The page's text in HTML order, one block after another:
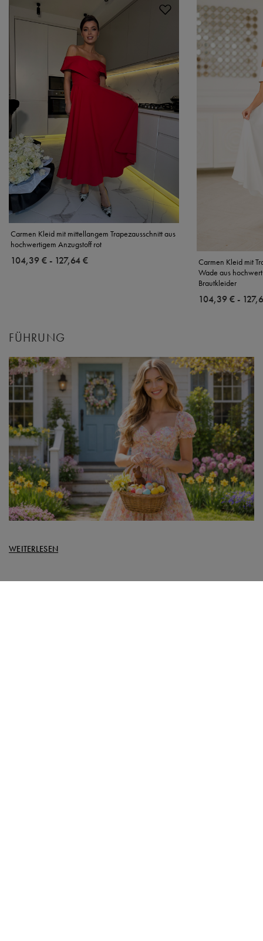
Carmen Kleid mit mittellangem Trapezausschnitt aus
hochwertigem Anzugstoff rot
ab
104,39 € - bis
127,64 €
Carmen Kleid mit
Wade aus
Brautkleider
ab
104,39 € - bis
FÜHRUNG
WEITERLESEN